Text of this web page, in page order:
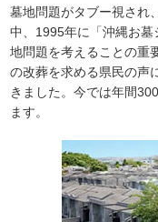
墓地問題がタブー視され
中、1995年に「沖縄お
地問題を考えることの重
の改葬を求める県民の声
きました。今では年間
ます。